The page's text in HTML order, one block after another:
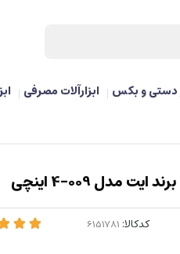
دستی و بکس ابزارآلات مصرفی
کدکالا: